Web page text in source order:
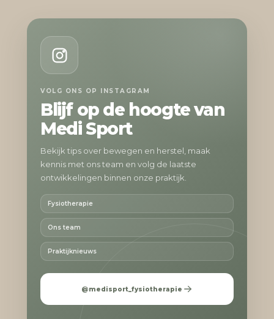
VOLG ONS OP INSTAGRAM
Blijf op de hoogte van
Medi Sport
Bekijk tips over bewegen en herstel, maak
kennis met ons team en volg de laatste
ontwikkelingen binnen onze praktijk.
Fysiotherapie
Ons team
Praktijknieuws
@medisport_fysiotherapie